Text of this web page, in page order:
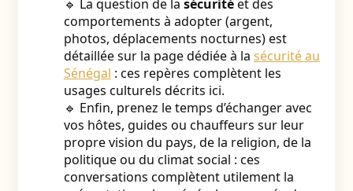
🔹 La question de la sécuritéet des
comportements à adopter (argent,
photos, déplacements nocturnes) est
détaillée sur la page dédiée à la sécurité au
Sénégal : ces repères complètent les
usages culturels décrits ici.
🔹 Enfin, prenez le temps d’échanger avec
vos hôtes, guides ou chauffeurs sur leur
propre vision du pays, de la religion, de la
politique ou du climat social : ces
conversations complètent utilement la